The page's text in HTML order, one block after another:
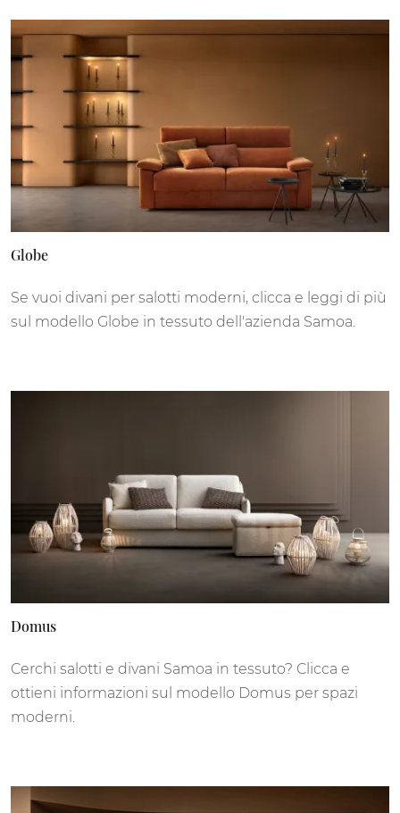
Globe
Se vuoi divani per salotti moderni, clicca e leggi di più
sul modello Globe in tessuto dell'azienda Samoa.
Domus
Cerchi salotti e divani Samoa in tessuto? Clicca e
ottieni informazioni sul modello Domus per spazi
moderni.